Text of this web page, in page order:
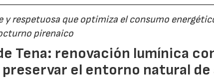
y respetuosa que optimiza el consumo
pirenaico
Tena: renovación lumínica
preservar el entorno natural